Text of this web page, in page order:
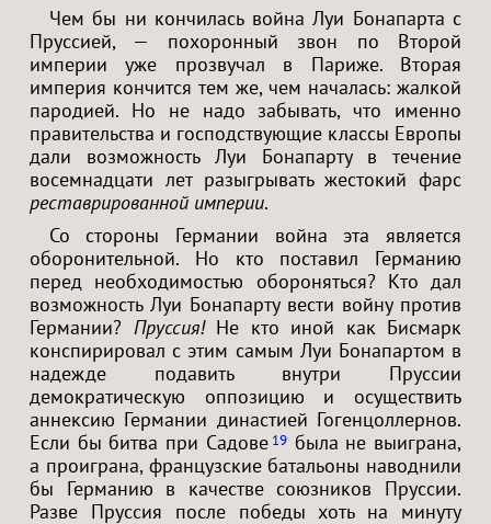
Чем бы ни кончилась война Луи Бонапарта с
Пруссией, — похоронный звон по Второй
империи уже прозвучал в Париже. Вторая
империя кончится тем же, чем началась: жалкой
пародией. Но не надо забывать, что именно
правительства и господствующие классы Европы
дали возможность Луи Бонапарту в течение
восемнадцати лет разыгрывать жестокий фарс
реставрированной империи.
Со стороны Германии война эта является
оборонительной. Но кто поставил Германию
перед необходимостью обороняться? Кто дал
возможность Луи Бонапарту вести войну против
Германии? Пруссия!Не кто иной как Бисмарк
конспирировал с этим самым Луи Бонапартом в
надежде подавить внутри Пруссии
демократическую оппозицию и осуществить
аннексию Германии династией Гогенцоллернов.
Если бы битва при Садове 19была не выиграна,
а проиграна, французские батальоны наводнили
бы Германию в качестве союзников Пруссии.
Разве Пруссия после победы хоть на минуту